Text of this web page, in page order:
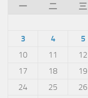
一
二 三
3
4 5
10
11 12
17
18 19
24
25 26